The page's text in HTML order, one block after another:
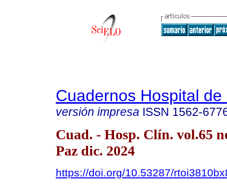
Cuadernos Hospital
versión impresa ISSN 1562-
Cuad. - Hosp. Clín. vol.65
Paz dic. 2024
https://doi.org/10.53287/